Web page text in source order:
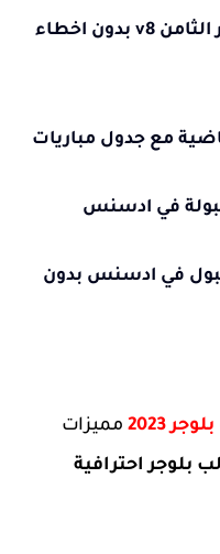
تحميل قالب سيو بلس الإصدار الثامن v8 بدون اخطاء
مع جدول مباريات
في ادسنس
مقبول في ادسنس بدون
مميزات
بلوجر احترافية